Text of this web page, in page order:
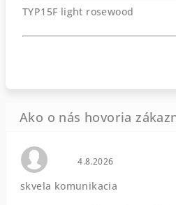
TYP15F light rosewood
Hodnotenie
4.8.2026
skvela komunikacia